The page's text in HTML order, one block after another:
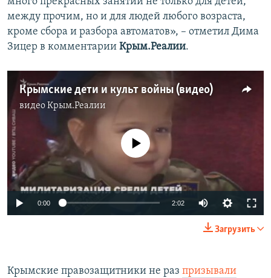
между прочим, но и для людей любого возраста,
кроме сбора и разбора автоматов», – отметил Дима
Зицер в комментарии Крым.Реалии.
Крымские дети и культ войны (видео)
видеоКрым.Реалии
No media source currently available
0:00 2:02
Загрузить
Крымские правозащитники не раз призывали